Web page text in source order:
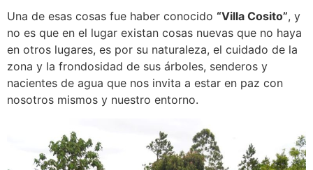
Una de esas cosas fue haber conocido “Villa Cosito”, y
no es que en el lugar existan cosas nuevas que no haya
en otros lugares, es por su naturaleza, el cuidado de la
zona y la frondosidad de sus árboles, senderos y
nacientes de agua que nos invita a estar en paz con
nosotros mismos y nuestro entorno.